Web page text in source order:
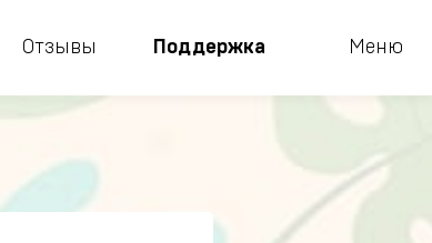
Отзывы Поддержка Меню